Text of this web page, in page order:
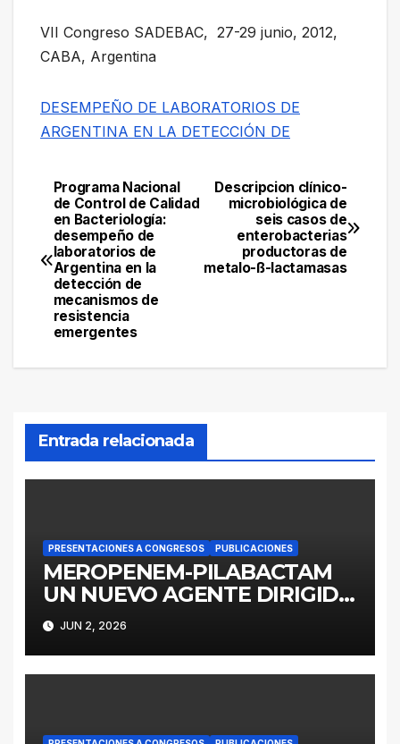
VII Congreso SADEBAC, 27-29 junio, 2012,
CABA, Argentina
DESEMPEÑO DE LABORATORIOS DE
ARGENTINA EN LA DETECCIÓN DE
Navegación
de
entradas
Descripcion clínico-
microbiológica de
seis casos de
enterobacterias
productoras de
metalo-ß-lactamasas
Programa Nacional
de Control de Calidad
en Bacteriología:
desempeño de
laboratorios de
Argentina en la
detección de
mecanismos de
resistencia
emergentes
Entrada relacionada
PRESENTACIONES A CONGRESOS PUBLICACIONES
MEROPENEM-PILABACTAM
UN NUEVO AGENTE DIRIGIDO
A ENTEROBACTERALES
PRODUCTORES DE
SERINOCARBAPENEMASAS
JUN 2, 2026